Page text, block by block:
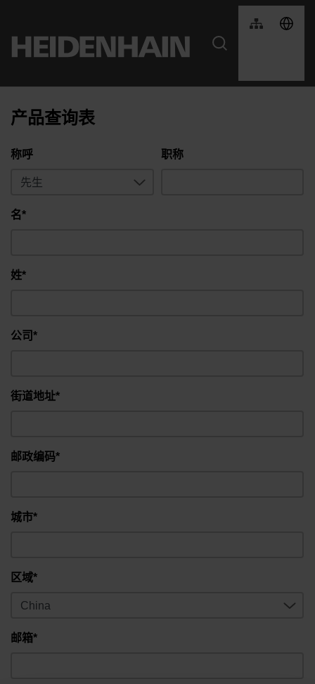
产品查询表
称呼 职称
名*
姓*
公司*
街道地址*
邮政编码*
城市*
区域*
邮箱*